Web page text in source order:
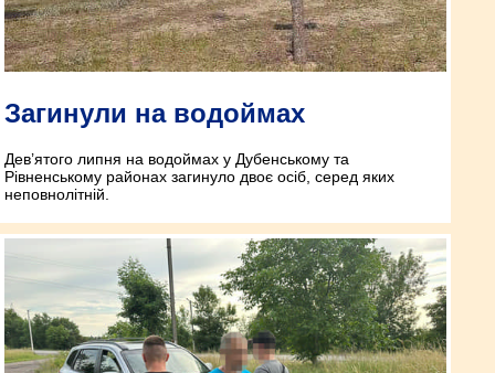
Загинули на водоймах
Дев’ятого липня на водоймах у Дубенському та
Рівненському районах загинуло двоє осіб, серед яких
неповнолітній.